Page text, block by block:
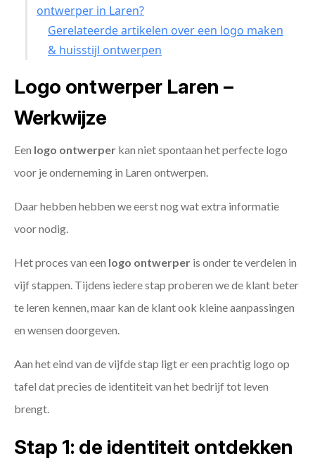
ontwerper in Laren?
Gerelateerde artikelen over een logo maken
& huisstijl ontwerpen
Logo ontwerper Laren –
Werkwijze
Een logo ontwerper kan niet spontaan het perfecte logo
voor je onderneming in Laren ontwerpen.
Daar hebben hebben we eerst nog wat extra informatie
voor nodig.
Het proces van een logo ontwerper is onder te verdelen in
vijf stappen. Tijdens iedere stap proberen we de klant beter
te leren kennen, maar kan de klant ook kleine aanpassingen
en wensen doorgeven.
Aan het eind van de vijfde stap ligt er een prachtig logo op
tafel dat precies de identiteit van het bedrijf tot leven
brengt.
Stap 1: de identiteit ontdekken